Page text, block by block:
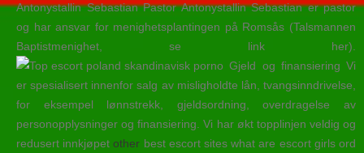
Antonystallin Sebastian Pastor Antonystallin Sebastian er pastor
og har ansvar for menighetsplantingen på Romsås (Talsmannen
Baptistmenighet, se link her).
Gjeld og finansiering Vi
er spesialisert innenfor salg av misligholdte lån, tvangsinndrivelse,
for eksempel lønnstrekk, gjeldsordning, overdragelse av
personopplysninger og finansiering. Vi har økt topplinjen veldig og
redusert innkjøpetother best escort sites what are escort girls ord